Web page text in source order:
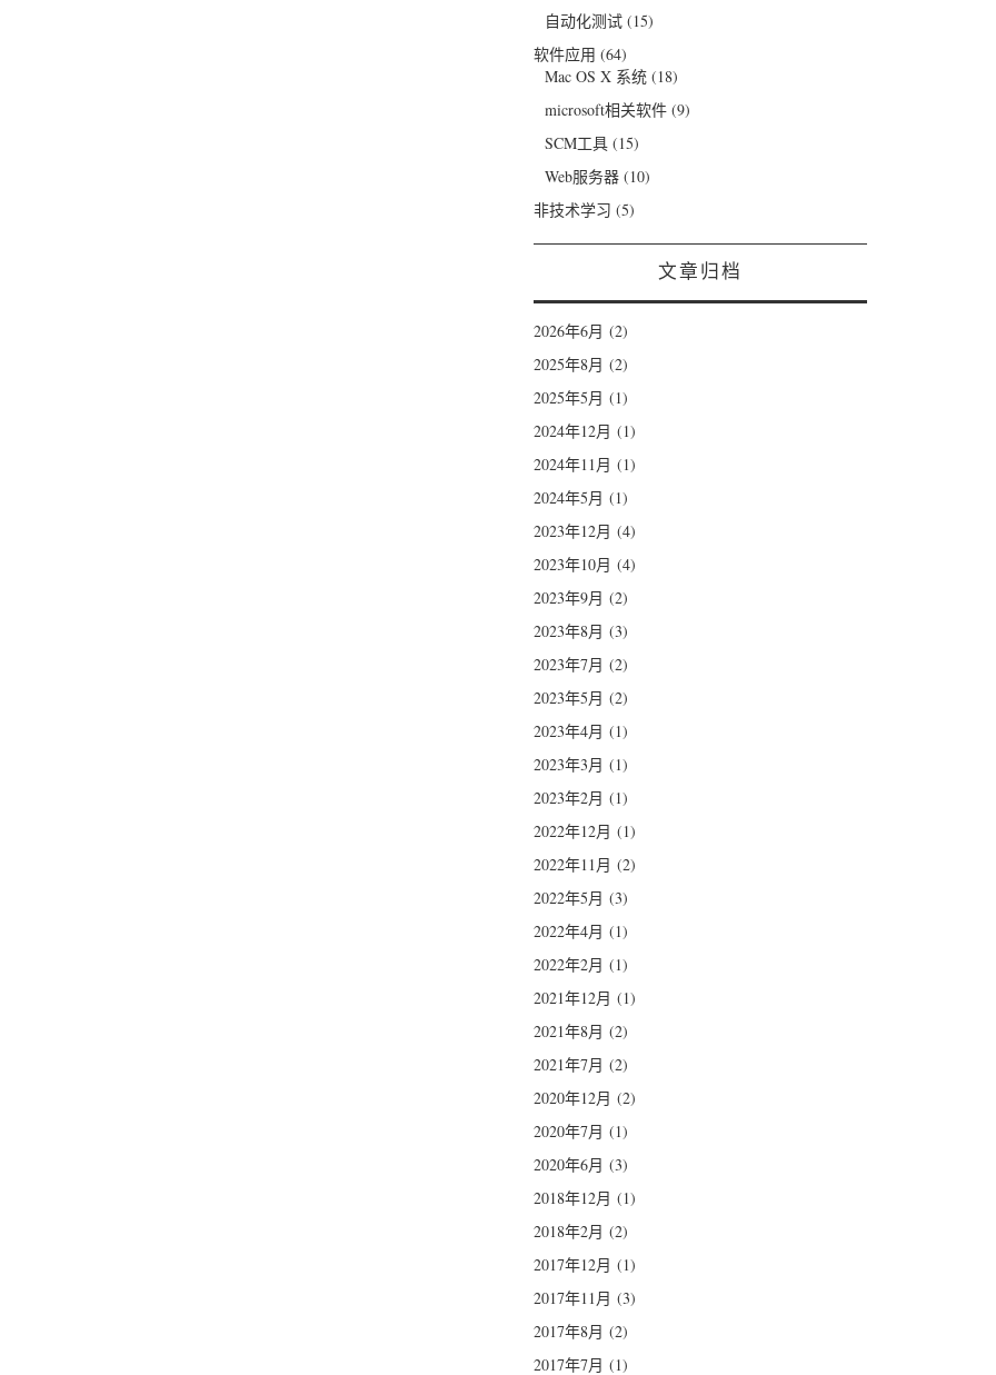
自动化测试(15)
软件应用 (64)
Mac OS X 系统(18)
microsoft相关软件(9)
SCM工具(15)
Web服务器(10)
非技术学习 (5)
文章归档
2026年6月 (2)
2025年8月 (2)
2025年5月 (1)
2024年12月 (1)
2024年11月 (1)
2024年5月 (1)
2023年12月 (4)
2023年10月 (4)
2023年9月 (2)
2023年8月 (3)
2023年7月 (2)
2023年5月 (2)
2023年4月 (1)
2023年3月 (1)
2023年2月 (1)
2022年12月 (1)
2022年11月 (2)
2022年5月 (3)
2022年4月 (1)
2022年2月 (1)
2021年12月 (1)
2021年8月 (2)
2021年7月 (2)
2020年12月 (2)
2020年7月 (1)
2020年6月 (3)
2018年12月 (1)
2018年2月 (2)
2017年12月 (1)
2017年11月 (3)
2017年8月 (2)
2017年7月 (1)